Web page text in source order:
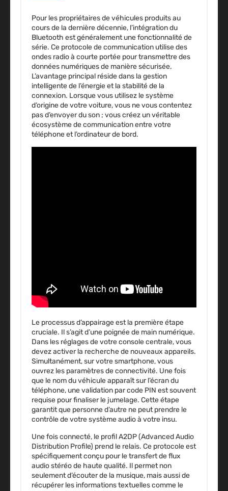
Pour les propriétaires de véhicules produits au
cours de la dernière décennie, l’intégration du
Bluetooth est généralement une fonctionnalité de
série. Ce protocole de communication utilise des
ondes radio à courte portée pour transmettre des
données numériques de manière sécurisée.
L’avantage principal réside dans la gestion
intelligente de l’énergie et la stabilité de la
connexion. Lorsque vous utilisez le système
d’origine de votre voiture, vous ne vous contentez
pas d’envoyer du son ; vous créez un véritable
écosystème de communication entre votre
téléphone et l’ordinateur de bord.
Le processus d’appairage est la première étape
cruciale. Il s’agit d’une poignée de main numérique.
Dans les réglages de votre console centrale, vous
devez activer la recherche de nouveaux appareils.
Simultanément, sur votre smartphone, vous
ouvrez les paramètres de connectivité. Une fois
que le nom du véhicule apparaît sur l’écran du
téléphone, une validation par code PIN est souvent
requise pour finaliser le jumelage. Cette étape
garantit que personne d’autre ne peut prendre le
contrôle de votre système audio à votre insu.
Une fois connecté, le profil A2DP (Advanced Audio
Distribution Profile) prend le relais. Ce protocole est
spécifiquement conçu pour le transfert de flux
audio stéréo de haute qualité. Il permet non
seulement d’écouter de la musique, mais aussi de
récupérer les informations textuelles comme le